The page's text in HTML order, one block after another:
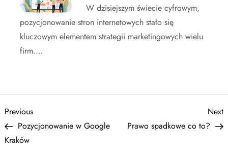
W dzisiejszym świecie cyfrowym,
pozycjonowanie stron internetowych stało się
kluczowym elementem strategii marketingowych wielu
firm.…
N
a
Previous
Post
Previous
Pozycjonowanie w Google
Kraków
Next
Prawo spadkowe co to?